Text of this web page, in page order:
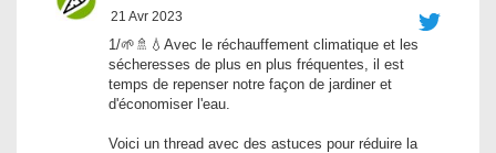
21 Avr 2023
1/🌱🚿💧Avec le réchauffement climatique et les
sécheresses de plus en plus fréquentes, il est
temps de repenser notre façon de jardiner et
d'économiser l'eau.
Voici un thread avec des astuces pour réduire la